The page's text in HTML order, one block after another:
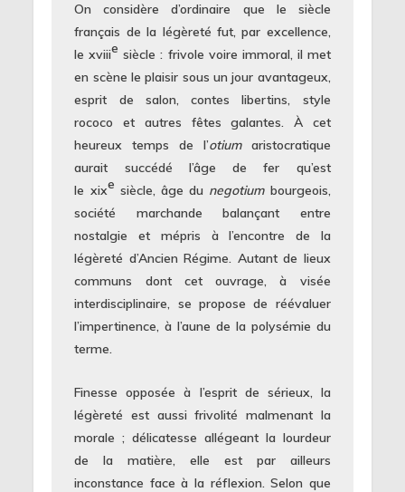
On considère d’ordinaire que le siècle
français de la légèreté fut, par excellence,
le xviiie siècle : frivole voire immoral, il met
en scène le plaisir sous un jour avantageux,
esprit de salon, contes libertins, style
rococo et autres fêtes galantes. À cet
heureux temps de l’otiumaristocratique
aurait succédé l’âge de fer qu’est
le xixe siècle, âge du negotiumbourgeois,
société marchande balançant entre
nostalgie et mépris à l’encontre de la
légèreté d’Ancien Régime. Autant de lieux
communs dont cet ouvrage, à visée
interdisciplinaire, se propose de réévaluer
l’impertinence, à l’aune de la polysémie du
terme.
Finesse opposée à l’esprit de sérieux, la
légèreté est aussi frivolité malmenant la
morale ; délicatesse allégeant la lourdeur
de la matière, elle est par ailleurs
inconstance face à la réflexion. Selon que